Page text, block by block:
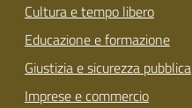
Cultura e tempo libero
Educazione e formazione
Giustizia e sicurezza pubblica
Imprese e commercio